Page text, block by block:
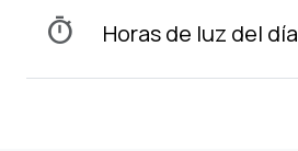
timer Horas de luz del día